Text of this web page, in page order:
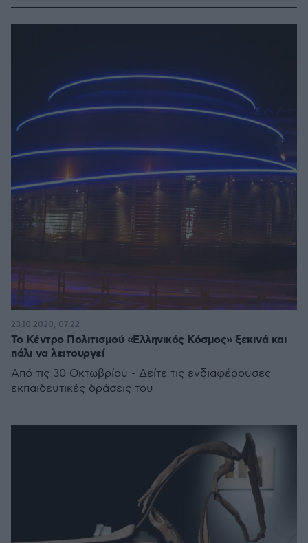
Το Κέντρο Πολιτισμού «Ελληνικός Κόσμος» ξεκινά και
πάλι να λειτουργεί
Από τις 30 Οκτωβρίου - Δείτε τις ενδιαφέρουσες
εκπαιδευτικές δράσεις του
23.10.2020, 07:22